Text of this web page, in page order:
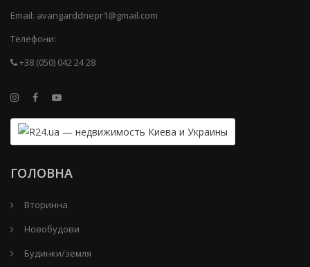
Email: avangarddnepr1@gmail.com
Телефони:
+38 (050) 042 24 28
ГОЛОВНА
Вторинна
Новобудови
Будинки/земля